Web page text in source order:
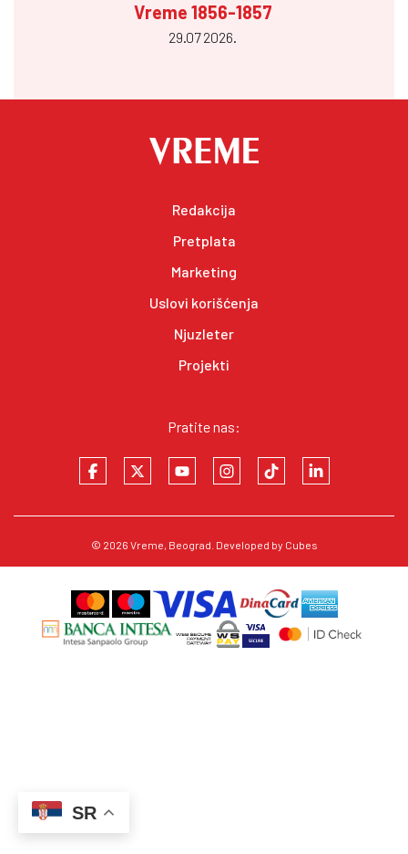
Vreme 1856-1857
29.07 2026.
Redakcija
Pretplata
Marketing
Uslovi korišćenja
Njuzleter
Projekti
Pratite nas:
© 2026 Vreme, Beograd. Developed by Cubes
SR